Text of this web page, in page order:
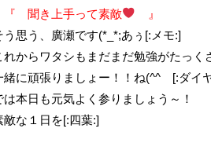
聞き上手って素敵
』
う思う、廣瀬です(*_*;あぅ[:メモ:]
れからワタシもまだまだ勉強がたっく
緒に頑張りましょー！！ね(^^ゞ[:ダイ
は本日も元気よく参りましょう～！
敵な１日を[:四葉:]